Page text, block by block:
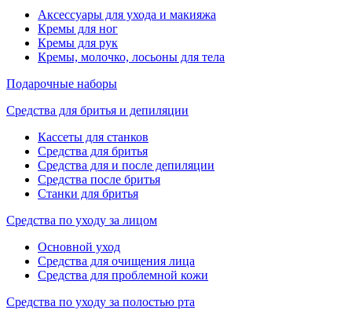
Аксессуары для ухода и макияжа
Кремы для ног
Кремы для рук
Кремы, молочко, лосьоны для тела
Подарочные наборы
Средства для бритья и депиляции
Кассеты для станков
Средства для бритья
Средства для и после депиляции
Средства после бритья
Станки для бритья
Средства по уходу за лицом
Основной уход
Средства для очищения лица
Средства для проблемной кожи
Средства по уходу за полостью рта